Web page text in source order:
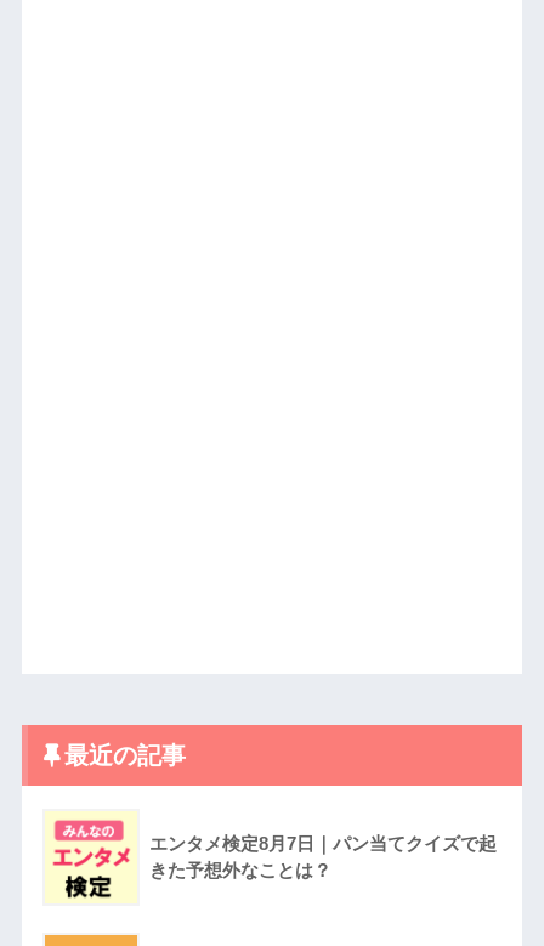
最近の記事
エンタメ検定8月7日｜パン当てクイズで起
きた予想外なことは？